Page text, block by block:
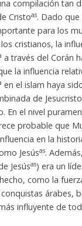
compilación tan
Cristoas. Dado que
para los
cristianos, la
a través del Corán
la influencia
en el islam haya
de
En el nivel
probable que
en la
Jesúsas.
Jesúsas) era un
como la
árabes,
influyente de